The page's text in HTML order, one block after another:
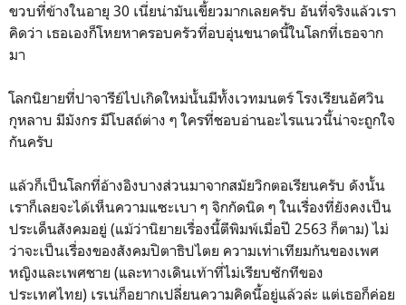
ขวบที่ข้างในอายุ 30 เนี่ยน่ามันเขี้ยวมากเลยครับ อันที่จริงแล้วเรา
คิดว่า เธอเองก็โหยหาครอบครัวที่อบอุ่นขนาดนี้ในโลกที่เธอจาก
มา
โลกนิยายที่ปาจารีย์ไปเกิดใหม่นั้นมีทั้งเวทมนตร์ โรงเรียนอัศวิน
กุหลาบ มีมังกร มีโบสถ์ต่าง ๆ ใครที่ชอบอ่านอะไรแนวนี้น่าจะถูกใจ
กันครับ
แล้วก็เป็นโลกที่อ้างอิงบางส่วนมาจากสมัยวิกตอเรียนครับ ดังนั้น
เราก็เลยจะได้เห็นความแซะเบา ๆ จิกกัดนิด ๆ ในเรื่องที่ยังคงเป็น
ประเด็นสังคมอยู่ (แม้ว่านิยายเรื่องนี้ตีพิมพ์เมื่อปี 2563 ก็ตาม) ไม่
ว่าจะเป็นเรื่องของสังคมปิตาธิปไตย ความเท่าเทียมกันของเพศ
หญิงและเพศชาย (และทางเดินเท้าที่ไม่เรียบซักทีของ
ประเทศไทย) เรเน่ก็อยากเปลี่ยนความคิดนี้อยู่แล้วล่ะ แต่เธอก็ค่อย